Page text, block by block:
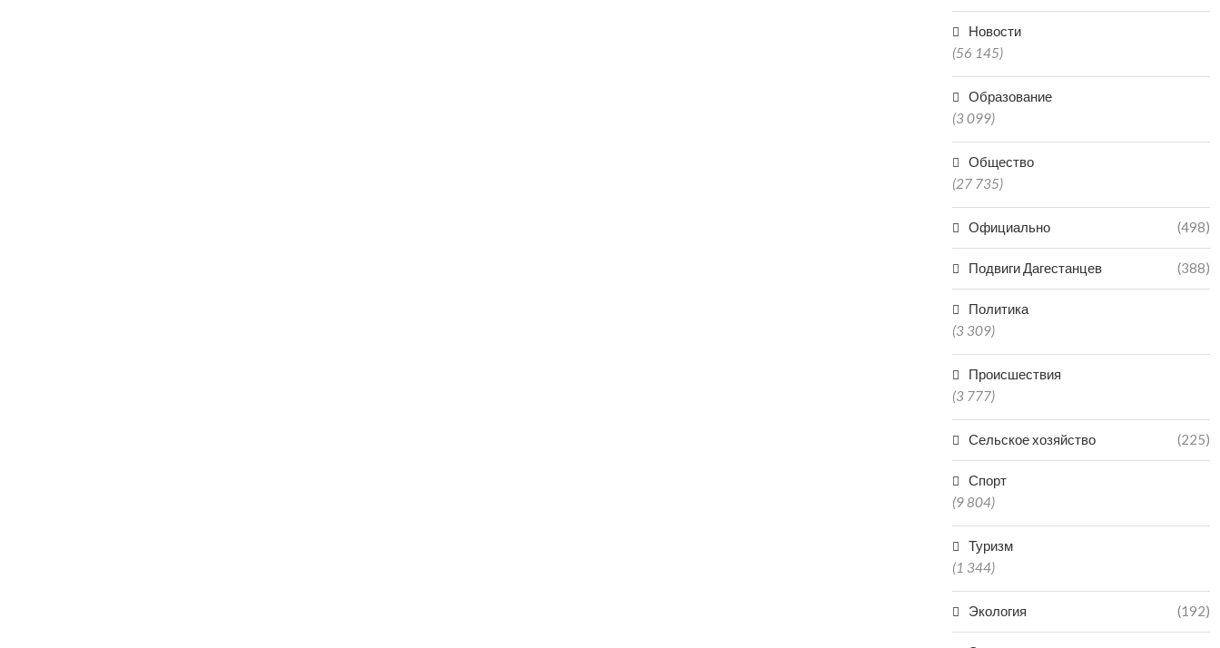
Новости
(56 145)
Образование
(3 099)
Общество
(27 735)
Официально (498)
Подвиги Дагестанцев (388)
Политика
(3 309)
Происшествия
(3 777)
Сельское хозяйство (225)
Спорт
(9 804)
Туризм
(1 344)
Экология (192)